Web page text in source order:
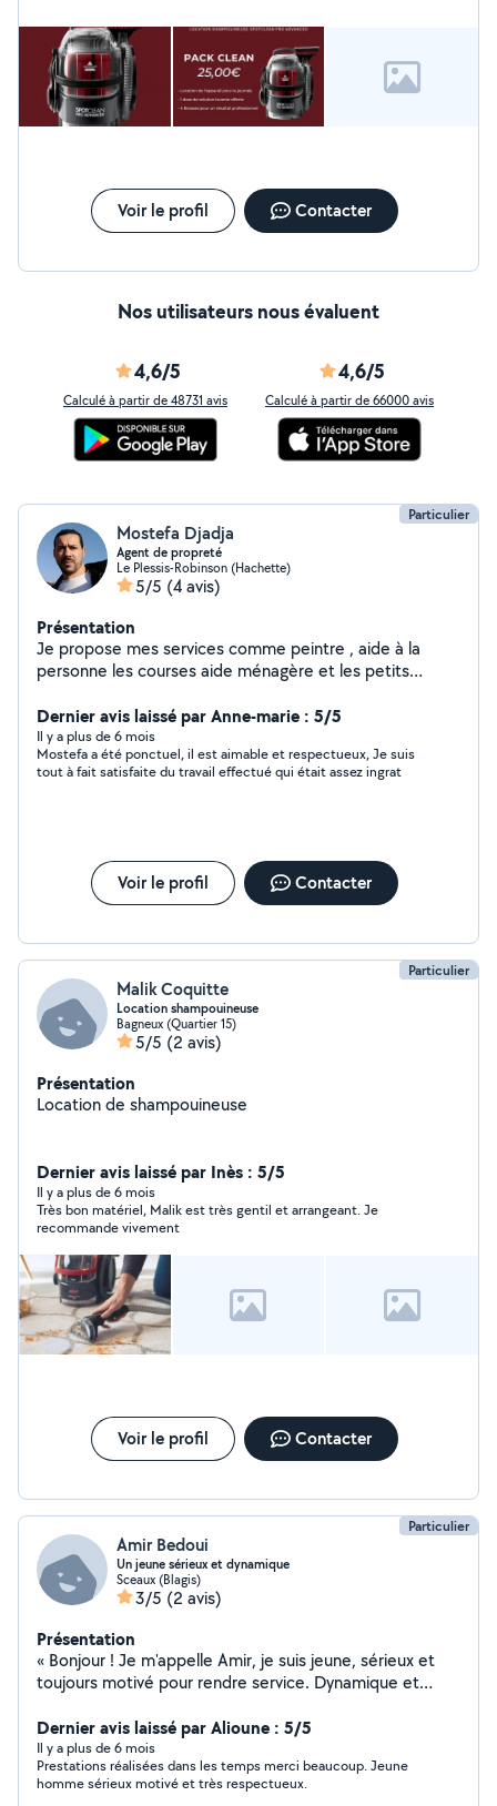
Voir le profil Contacter
Nos utilisateurs nous évaluent
4,6/5
Calculé à partir de 48731 avis
4,6/5
Calculé à partir de 66000 avis
Particulier
Mostefa Djadja
Agent de propreté
Le Plessis-Robinson (Hachette)
5/5 (4 avis)
Présentation
Je propose mes services comme peintre , aide à la
personne les courses aide ménagère et les petits
Dernier avis laissé par Anne-marie : 5/5
Il y a plus de 6 mois
Mostefa a été ponctuel, il est aimable et respectueux, Je suis
tout à fait satisfaite du travail effectué qui était assez ingrat
Voir le profil Contacter
Particulier
Malik Coquitte
Location shampouineuse
Bagneux (Quartier 15)
5/5 (2 avis)
Présentation
Location de shampouineuse
Dernier avis laissé par Inès : 5/5
Il y a plus de 6 mois
Très bon matériel, Malik est très gentil et arrangeant. Je
recommande vivement
Voir le profil Contacter
Particulier
Amir Bedoui
Un jeune sérieux et dynamique
Sceaux (Blagis)
3/5 (2 avis)
Présentation
« Bonjour ! Je m'appelle Amir, je suis jeune, sérieux et
toujours motivé pour rendre service. Dynamique et
rapidement à vos demandes et vous aider au mieux,
pour un petit coup de main, À bientôt ! »
Dernier avis laissé par Alioune : 5/5
Il y a plus de 6 mois
Prestations réalisées dans les temps merci beaucoup. Jeune
homme sérieux motivé et très respectueux.